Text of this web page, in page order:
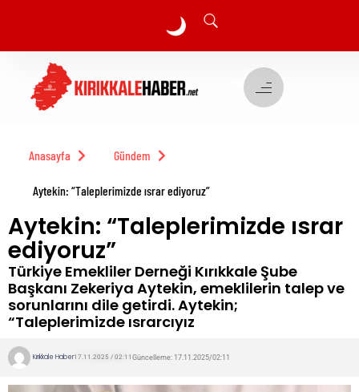
🌙
🌙
Anasayfa Gündem
Aytekin: “Taleplerimizde ısrar ediyoruz”
Aytekin: “Taleplerimizde ısrar
ediyoruz”
Türkiye Emekliler Derneği Kırıkkale Şube
Başkanı Zekeriya Aytekin, emeklilerin talep ve
sorunlarını dile getirdi. Aytekin;
“Taleplerimizde ısrarcıyız
Kırıkkale Haber17.11.2025 / 02:11 Güncelleme: 17.11.2025/02:11